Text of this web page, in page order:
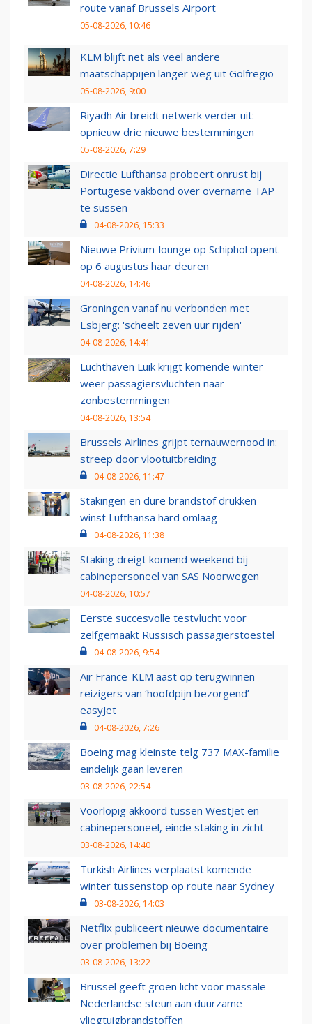
route vanaf Brussels Airport
05-08-2026, 10:46
KLM blijft net als veel andere
maatschappijen langer weg uit Golfregio
05-08-2026, 9:00
Riyadh Air breidt netwerk verder uit:
opnieuw drie nieuwe bestemmingen
05-08-2026, 7:29
Directie Lufthansa probeert onrust bij
Portugese vakbond over overname TAP
te sussen
04-08-2026, 15:33
Nieuwe Privium-lounge op Schiphol opent
op 6 augustus haar deuren
04-08-2026, 14:46
Groningen vanaf nu verbonden met
Esbjerg: 'scheelt zeven uur rijden'
04-08-2026, 14:41
Luchthaven Luik krijgt komende winter
weer passagiersvluchten naar
zonbestemmingen
04-08-2026, 13:54
Brussels Airlines grijpt ternauwernood in:
streep door vlootuitbreiding
04-08-2026, 11:47
Stakingen en dure brandstof drukken
winst Lufthansa hard omlaag
04-08-2026, 11:38
Staking dreigt komend weekend bij
cabinepersoneel van SAS Noorwegen
04-08-2026, 10:57
Eerste succesvolle testvlucht voor
zelfgemaakt Russisch passagierstoestel
04-08-2026, 9:54
Air France-KLM aast op terugwinnen
reizigers van ‘hoofdpijn bezorgend’
easyJet
04-08-2026, 7:26
Boeing mag kleinste telg 737 MAX-familie
eindelijk gaan leveren
03-08-2026, 22:54
Voorlopig akkoord tussen WestJet en
cabinepersoneel, einde staking in zicht
03-08-2026, 14:40
Turkish Airlines verplaatst komende
winter tussenstop op route naar Sydney
03-08-2026, 14:03
Netflix publiceert nieuwe documentaire
over problemen bij Boeing
03-08-2026, 13:22
Brussel geeft groen licht voor massale
Nederlandse steun aan duurzame
vliegtuigbrandstoffen